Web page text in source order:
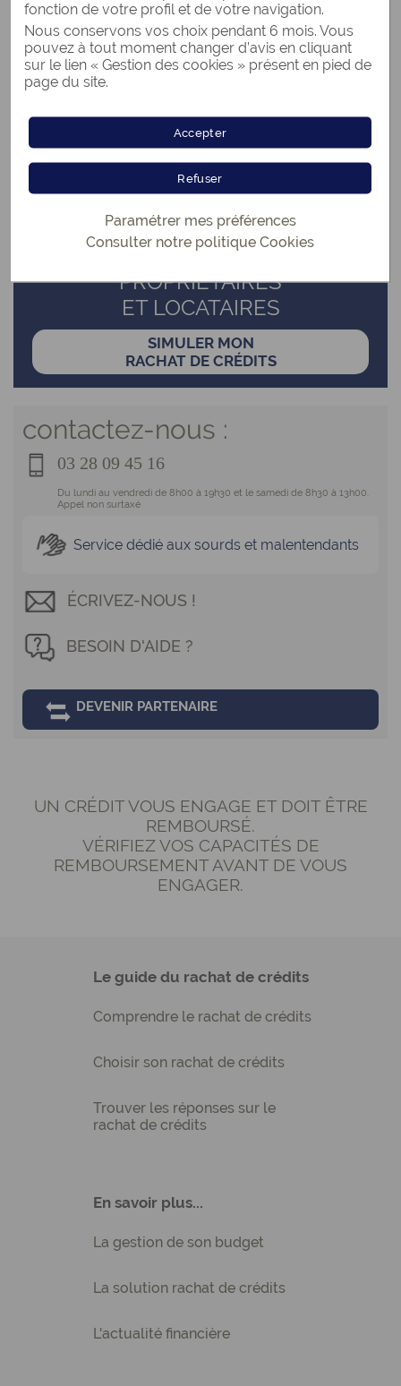
« Quels documents sont nécessaires à la constitution
de mon dossier de rachat de crédits ? »
SIMULATION
RACHAT DE CRÉDITS
GRATUITE ET SANS ENGAGEMENT
POUR TOUS
PROPRIÉTAIRES
ET LOCATAIRES
SIMULER MON
RACHAT DE CRÉDITS
contactez-nous :
03 28 09 45 16
Du lundi au vendredi de 8h00 à 19h30 et le samedi de 8h30 à 13h00.
Appel non surtaxé
Service dédié aux sourds et malentendants
ÉCRIVEZ-NOUS !
BESOIN D'AIDE ?
DEVENIR PARTENAIRE
UN CRÉDIT VOUS ENGAGE ET DOIT ÊTRE
REMBOURSÉ.
VÉRIFIEZ VOS CAPACITÉS DE
REMBOURSEMENT AVANT DE VOUS
ENGAGER.
Le guide du rachat de crédits
Comprendre le rachat de crédits
Choisir son rachat de crédits
Trouver les réponses sur le
rachat de crédits
En savoir plus...
La gestion de son budget
La solution rachat de crédits
L'actualité financière
fonction de votre profil et de votre navigation.
Nous conservons vos choix pendant 6 mois. Vous
pouvez à tout moment changer d’avis en cliquant
sur le lien « Gestion des cookies » présent en pied de
page du site.
Accepter
Refuser
Paramétrer mes préférences
Consulter notre politique Cookies